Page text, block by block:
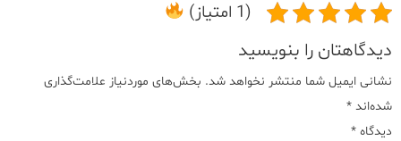
(1 امتیاز)
دیدگاهتان را بنویسید
نشانی ایمیل شما منتشر نخواهد شد. بخش‌های موردنیاز علامت‌گذاری
شده‌اند *
دیدگاه *